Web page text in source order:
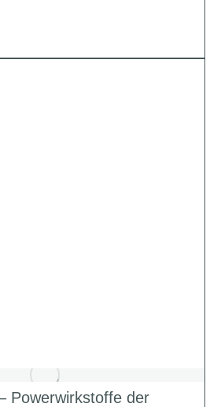
Powerwirkstoffe der